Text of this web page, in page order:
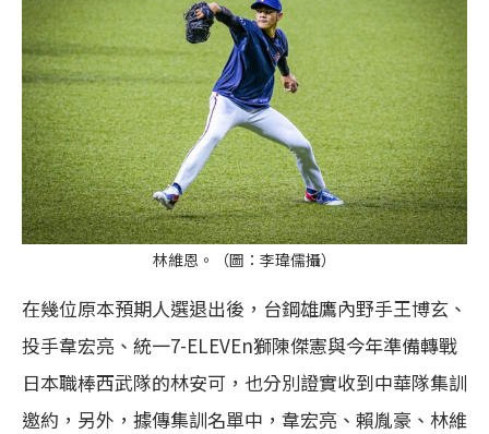
林維恩。（圖：李瑋儒攝）
在幾位原本預期人選退出後，台鋼雄鷹內野手王博玄、
投手韋宏亮、統一7-ELEVEn獅陳傑憲與今年準備轉戰
日本職棒西武隊的林安可，也分別證實收到中華隊集訓
邀約，另外，據傳集訓名單中，韋宏亮、賴胤豪、林維